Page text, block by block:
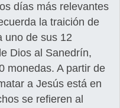
días más relevantes
la traición de
uno de sus 12
Dios al Sanedrín,
monedas. A partir de
a Jesús está en
se refieren al